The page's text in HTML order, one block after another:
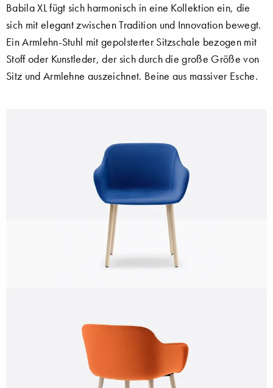
Babila XL fügt sich harmonisch in eine Kollektion ein, die
sich mit elegant zwischen Tradition und Innovation bewegt.
Ein Armlehn-Stuhl mit gepolsterter Sitzschale bezogen mit
Stoff oder Kunstleder, der sich durch die große Größe von
Sitz und Armlehne auszeichnet. Beine aus massiver Esche.